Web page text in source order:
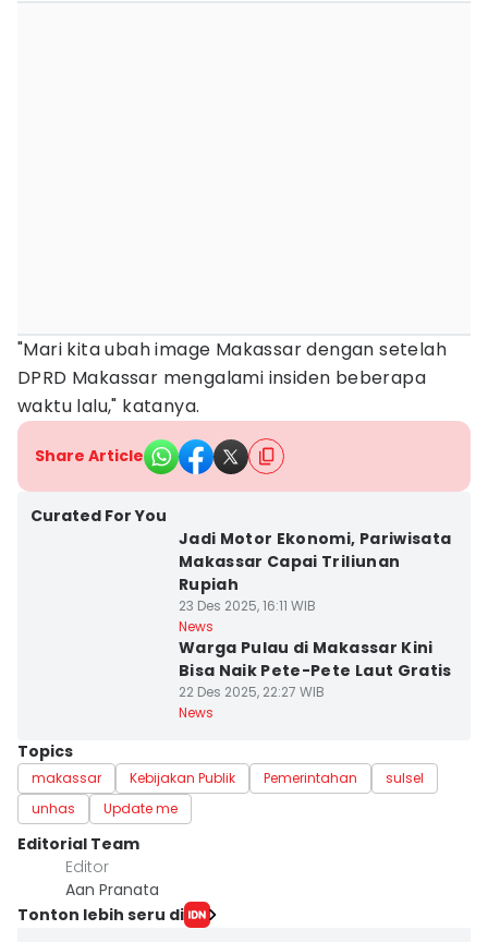
"Mari kita ubah image Makassar dengan setelah
DPRD Makassar mengalami insiden beberapa
waktu lalu," katanya.
Share Article
Curated For You
Jadi Motor Ekonomi, Pariwisata
Makassar Capai Triliunan
Rupiah
23 Des 2025, 16:11 WIB
News
Warga Pulau di Makassar Kini
Bisa Naik Pete-Pete Laut Gratis
22 Des 2025, 22:27 WIB
News
Topics
makassar Kebijakan Publik Pemerintahan
sulsel
unhas
Update me
Editorial Team
Editor
Aan Pranata
Tonton lebih seru di